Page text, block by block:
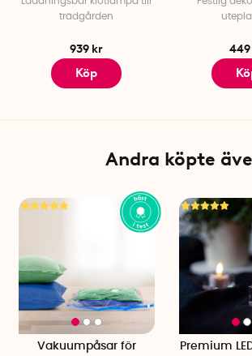
trädgården
939 kr
Köp
Andra köpte
Vakuumpåsar för
Premium